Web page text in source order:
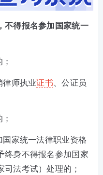
不得报名参加国家统一
律师执业证书、公证员
家统一法律职业资格
终身不得报名参加国家
法考试）处理的；